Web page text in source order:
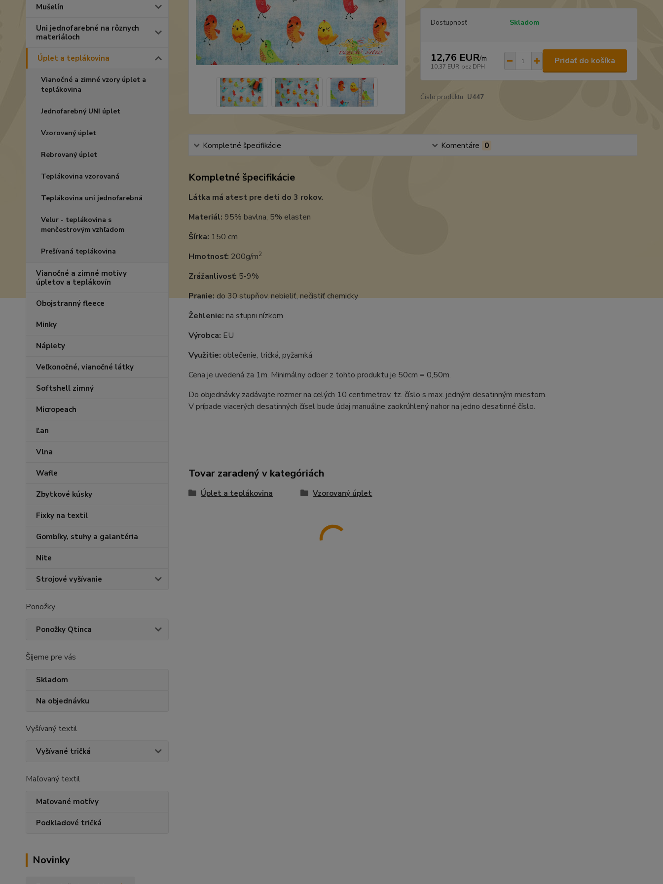
Mušelín
Uni jednofarebné na rôznych
materiáloch
Úplet a teplákovina
Vianočné a zimné vzory úplet a
teplákovina
Jednofarebný UNI úplet
Vzorovaný úplet
Rebrovaný úplet
Teplákovina vzorovaná
Teplákovina uni jednofarebná
Velur - teplákovina s
menčestrovým vzhľadom
Prešívaná teplákovina
Vianočné a zimné motívy
úpletov a teplákovín
Obojstranný fleece
Minky
Náplety
Veľkonočné, vianočné látky
Softshell zimný
Micropeach
Ľan
Vlna
Wafle
Zbytkové kúsky
Fixky na textil
Gombíky, stuhy a galantéria
Nite
Strojové vyšívanie
Ponožky
Ponožky Qtinca
Šijeme pre vás
Skladom
Na objednávku
Vyšívaný textil
Vyšívané tričká
Maľovaný textil
Maľované motívy
Podkladové tričká
Novinky
Dostupnosť Skladom
12,76 EUR/m
10,37 EUR bez DPH
Pridať do košíka
Číslo produktu: U447
Kompletné špecifikácie Komentáre 0
Kompletné špecifikácie
Látka má atest pre deti do 3 rokov.
Materiál: 95% bavlna, 5% elasten
Šírka: 150 cm
Hmotnosť: 200g/m2
Zrážanlivosť: 5-9%
Pranie:do 30 stupňov, nebieliť, nečistiť chemicky
Žehlenie: na stupni nízkom
Výrobca: EU
Využitie: oblečenie, tričká, pyžamká
Cena je uvedená za 1m. Minimálny odber z tohto produktu je 50cm = 0,50m.
Do objednávky zadávajte rozmer na celých 10 centimetrov, tz. číslo s max. jedným desatinným miestom.
V prípade viacerých desatinných čísel bude údaj manuálne zaokrúhlený nahor na jedno desatinné číslo.
Tovar zaradený v kategóriách
Úplet a teplákovina Vzorovaný úplet